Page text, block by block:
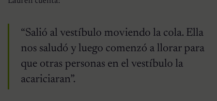
“Salió al vestíbulo moviendo la cola. Ella
nos saludó y luego comenzó a llorar para
que otras personas en el vestíbulo la
acariciaran”.